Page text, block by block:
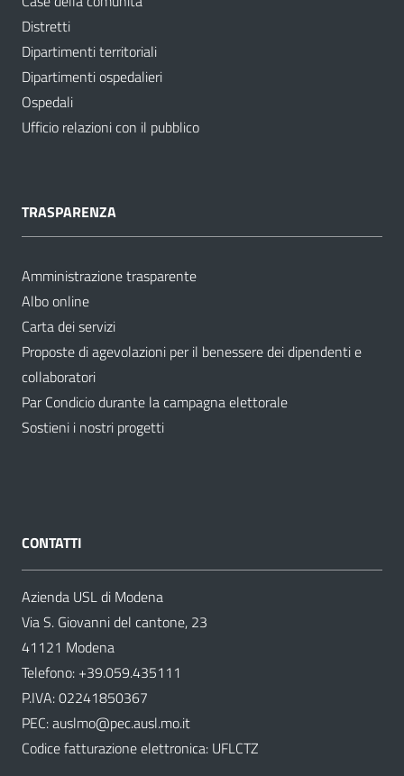
Distretti
Dipartimenti territoriali
Dipartimenti ospedalieri
Ospedali
Ufficio relazioni con il pubblico
TRASPARENZA
Amministrazione trasparente
Albo online
Carta dei servizi
Proposte di agevolazioni per il benessere dei dipendenti e
collaboratori
Par Condicio durante la campagna elettorale
Sostieni i nostri progetti
CONTATTI
Azienda USL di Modena
Via S. Giovanni del cantone, 23
41121 Modena
Telefono: +39.059.435111
P.IVA: 02241850367
PEC:auslmo@pec.ausl.mo.it
Codice fatturazione elettronica: UFLCTZ